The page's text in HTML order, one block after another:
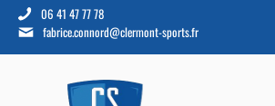
06 41 47 77 78
fabrice.connord@clermont-sports.fr